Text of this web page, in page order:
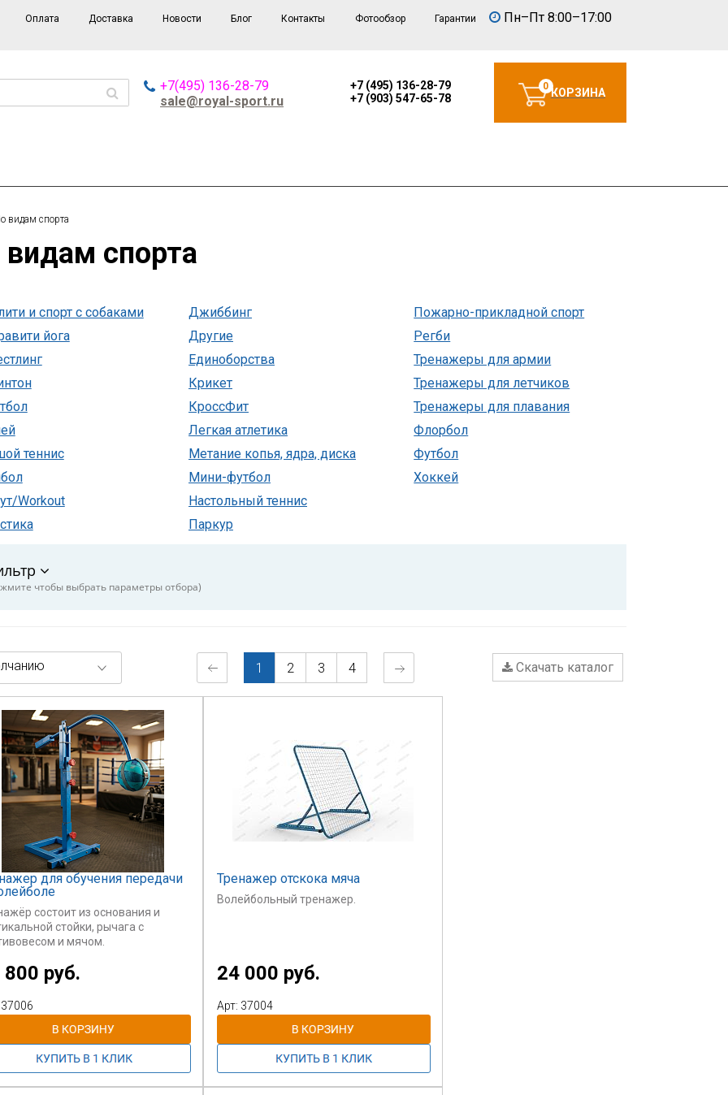
Оплата Доставка Новости Блог Контакты Фотообзор Гарантии Пн–Пт 8:00–17:00
+7(495) 136-28-79
sale@royal-sport.ru
+7 (495) 136-28-79
+7 (903) 547-65-78
0КОРЗИНА
видам спорта
видам спорта
и спорт с собаками
йога
теннис
Workout
Джиббинг
Другие
Единоборства
Крикет
КроссФит
Легкая атлетика
Метание копья, ядра, диска
Мини-футбол
Настольный теннис
Паркур
Пожарно-прикладной спорт
Регби
Тренажеры для армии
Тренажеры для летчиков
Тренажеры для плавания
Флорбол
Футбол
Хоккей
чтобы выбрать параметры отбора)
1 2 3 4 Скачать каталог
для обучения передачи
состоит из основания и
стойки, рычага с
и мячом.
движется в одной плоскости;
возвращается с одинаковой
заданной механизмом с
скорости возврата мяча,
позволяет выбрать оптимальный
обучения;
мяча в стартовом положении
посредством фиксации
вертикальной стойки.
800 руб.
Тренажер отскока мяча
Волейбольный тренажер.
24 000 руб.
Арт: 37004